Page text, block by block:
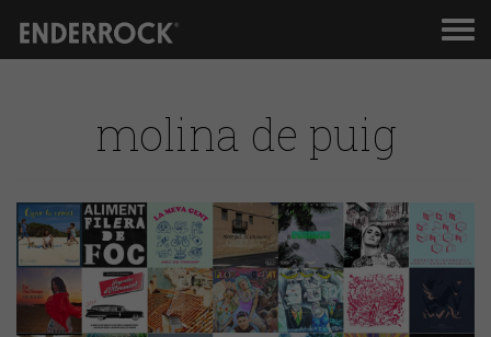
molina de puig